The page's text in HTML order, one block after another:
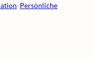
, Persönliche